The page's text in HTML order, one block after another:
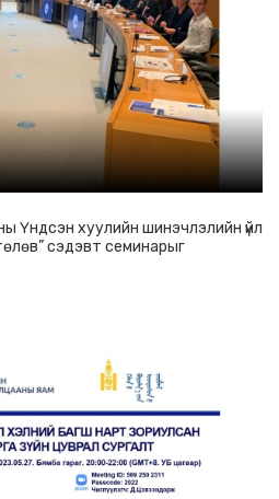
Үндсэн хуулийн шинэчлэлийн үйл
сэдэвт семинарыг